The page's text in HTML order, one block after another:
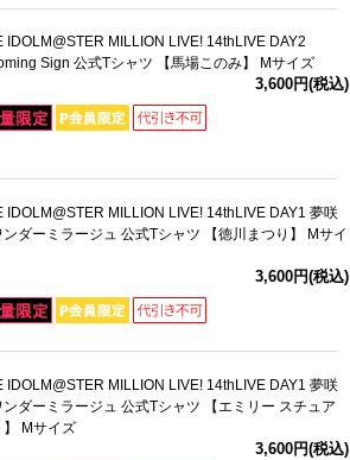
IDOLM@STER MILLION LIVE! 14thLIVE DAY2
Sign 公式Tシャツ 【馬場このみ】 Mサイズ
3,600円(税込)
IDOLM@STER MILLION LIVE! 14thLIVE DAY1 夢咲
ンダーミラージュ 公式Tシャツ 【徳川まつり】 Mサイ
3,600円(税込)
IDOLM@STER MILLION LIVE! 14thLIVE DAY1 夢咲
ンダーミラージュ 公式Tシャツ 【エミリー スチュア
】 Mサイズ
3,600円(税込)